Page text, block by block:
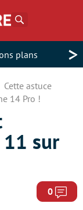
plans >
Cette astuce
14 Pro !
sur
0